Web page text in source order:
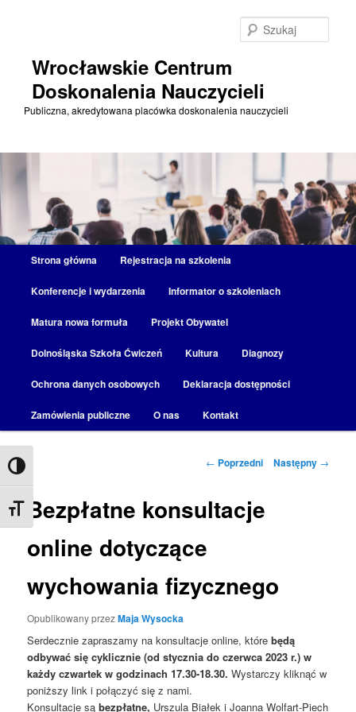
Przełącz wysoki kontrast
Zmień rozmiar czcionek
Wrocławskie Centrum
Doskonalenia Nauczycieli
Publiczna, akredytowana placówka doskonalenia nauczycieli
GłówneStrona główna Rejestracja na szkolenia
Konferencje i wydarzenia Informator o szkoleniach
Matura nowa formuła Projekt Obywatel
Dolnośląska Szkoła Ćwiczeń Kultura Diagnozy
Ochrona danych osobowych Deklaracja dostępności
Zamówienia publiczne O nas Kontakt
Nawigacja
← Poprzedni Następny →
Bezpłatne konsultacje
online dotyczące
wychowania fizycznego
OpublikowanyprzezMaja Wysocka
Serdecznie zapraszamy na konsultacje online, którebędą
odbywać się cyklicznie (od stycznia do czerwca 2023 r.) w
każdy czwartek w godzinach 17.30-18.30. Wystarczy kliknąć w
poniższy link i połączyć się z nami.
Konsultacje sąbezpłatne, Urszula Białek i Joanna Wolfart-Piech